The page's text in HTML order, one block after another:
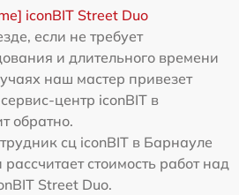
iconBIT Street Duo
если не требует
и длительного времени
наш мастер привезет
центр iconBIT в
обратно.
сц iconBIT в Барнауле
стоимость работ над
Street Duo.